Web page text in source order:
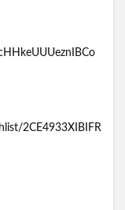
2CE4933XIBIFR